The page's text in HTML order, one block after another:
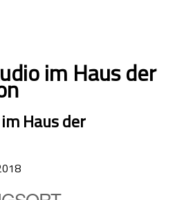
im Haus der
Haus der